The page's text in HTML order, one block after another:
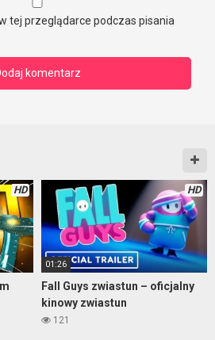
tej przeglądarce podczas pisania
HD HD
01:26
Fall Guys zwiastun – oficjalny
kinowy zwiastun
121